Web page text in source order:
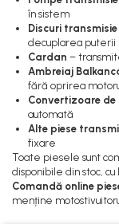
în sistem
Discuri transmisie
decuplarea puterii
Cardan –
Ambreiaj
fără oprirea
Convertizoare de
automată
Alte piese
fixare
Toate piesele sunt
disponibile din stoc,
Comandă online
menține